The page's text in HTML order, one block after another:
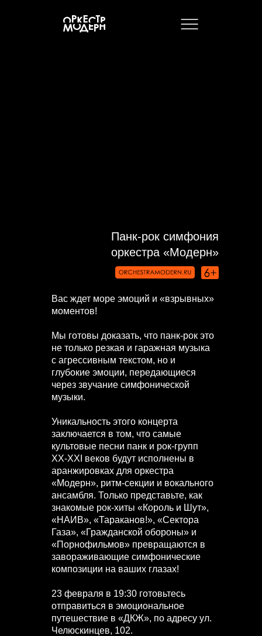
Панк-рок симфония
оркестра «Модерн»
Вас ждет море эмоций и «взрывных»
моментов!
Мы готовы доказать, что панк-рок это
не только резкая и гаражная музыка
с агрессивным текстом, но и
глубокие эмоции, передающиеся
через звучание симфонической
музыки.
Уникальность этого концерта
заключается в том, что самые
культовые песни панк и рок-групп
XX-XXI веков будут исполнены в
аранжировках для оркестра
«Модерн», ритм-секции и вокального
ансамбля. Только представьте, как
знакомые рок-хиты «Король и Шут»,
«НАИВ», «Тараканов!», «Сектора
Газа», «Гражданской обороны» и
«Порнофильмов» превращаются в
завораживающие симфонические
композиции на ваших глазах!
23 февраля в 19:30 готовьтесь
отправиться в эмоциональное
путешествие в «ДКЖ», по адресу ул.
Челюскинцев, 102.